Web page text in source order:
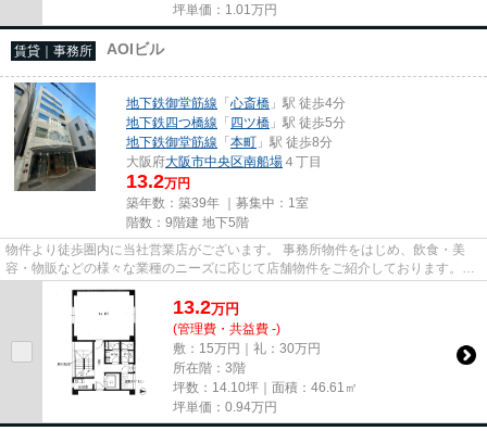
坪単価： 1.01 万円
賃貸｜事務所 AOIビル
地下鉄御堂筋線 「心斎橋 」駅 徒歩4分
地下鉄四つ橋線 「四ツ橋 」駅 徒歩5分
地下鉄御堂筋線 「本町 」駅 徒歩8分
大阪府大阪市中央区南船場 ４丁目
13.2万円
築年数：築39年 ｜募集中： 1室
階数：9階建 地下5階
物件より徒歩圏内に当社営業店がございます。 事務所物件をはじめ、飲食・美
容・物販などの様々な業種のニーズに応じて店舗物件をご紹介しております。
尚、弊社ではおとり広告は一切...
13.2万円
(管理費・共益費 -)
敷：15万円｜礼：30万円
所在階：3階
坪数：14.10坪｜面積：46.61㎡
坪単価： 0.94万円